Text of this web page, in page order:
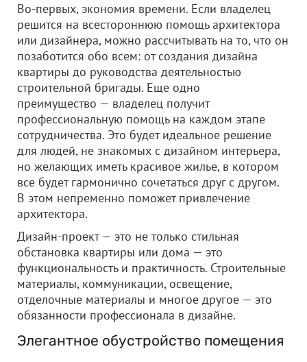
Во-первых, экономия времени. Если владелец
решится на всестороннюю помощь архитектора
или дизайнера, можно рассчитывать на то, что он
позаботится обо всем: от создания дизайна
квартиры до руководства деятельностью
строительной бригады. Еще одно
преимущество — владелец получит
профессиональную помощь на каждом этапе
сотрудничества. Это будет идеальное решение
для людей, не знакомых с дизайном интерьера,
но желающих иметь красивое жилье, в котором
все будет гармонично сочетаться друг с другом.
В этом непременно поможет привлечение
архитектора.
Дизайн-проект — это не только стильная
обстановка квартиры или дома — это
функциональность и практичность. Строительные
материалы, коммуникации, освещение,
отделочные материалы и многое другое — это
обязанности профессионала в дизайне.
Элегантное обустройство помещения